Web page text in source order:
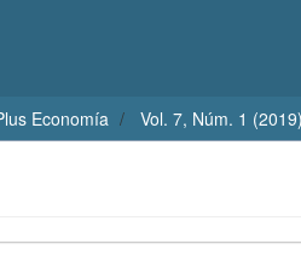
Economía Vol. 7, Núm. 1 (2019)